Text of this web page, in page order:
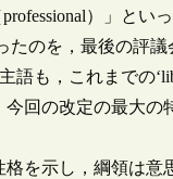
）」とい
たのを，最後の評議
も，これまでの
回の改定の最大の
を示し，綱領は意